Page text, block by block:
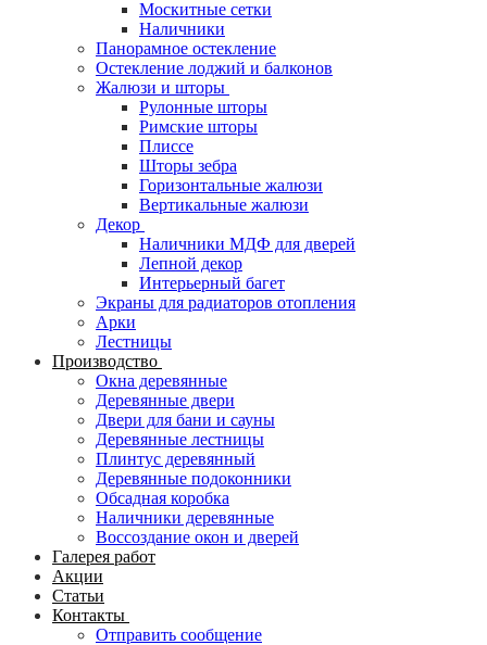
Москитные сетки
Наличники
Панорамное остекление
Остекление лоджий и балконов
Жалюзи и шторы
Рулонные шторы
Римские шторы
Плиссе
Шторы зебра
Горизонтальные жалюзи
Вертикальные жалюзи
Декор
Наличники МДФ для дверей
Лепной декор
Интерьерный багет
Экраны для радиаторов отопления
Арки
Лестницы
Производство
Окна деревянные
Деревянные двери
Двери для бани и сауны
Деревянные лестницы
Плинтус деревянный
Деревянные подоконники
Обсадная коробка
Наличники деревянные
Воссоздание окон и дверей
Галерея работ
Акции
Статьи
Контакты
Отправить сообщение